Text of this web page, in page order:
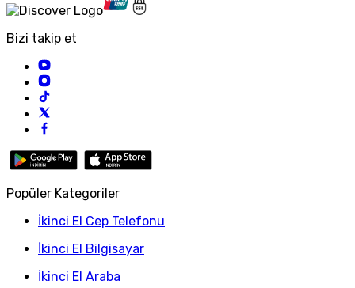
Bizi takip et
Popüler Kategoriler
İkinci El Cep Telefonu
İkinci El Bilgisayar
İkinci El Araba